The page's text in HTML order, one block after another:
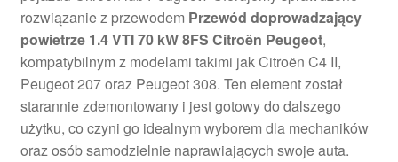
rozwiązanie z przewodem Przewód doprowadzający
powietrze 1.4 VTI 70 kW 8FS Citroën Peugeot,
kompatybilnym z modelami takimi jak Citroën C4 II,
Peugeot 207 oraz Peugeot 308. Ten element został
starannie zdemontowany i jest gotowy do dalszego
użytku, co czyni go idealnym wyborem dla mechaników
oraz osób samodzielnie naprawiających swoje auta.